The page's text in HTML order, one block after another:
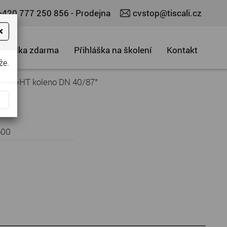
777 250 856 - Prodejna cvstop@tiscali.cz
Nabídka zdarma Přihláška na školení Kontakt
»HT koleno DN 40/87°